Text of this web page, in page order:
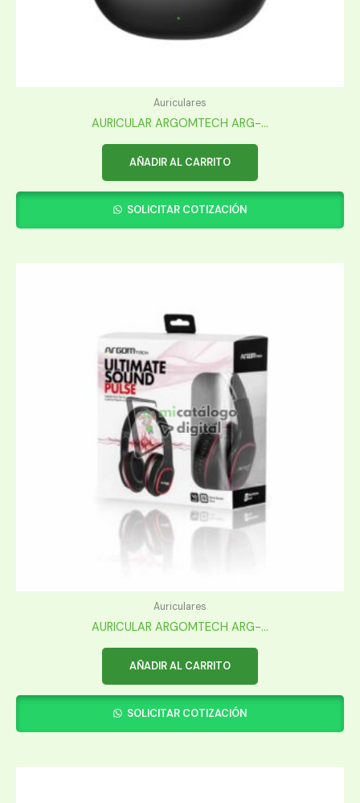
Auriculares
AURICULAR ARGOMTECH ARG-...
AÑADIR AL CARRITO
SOLICITAR COTIZACIÓN
Auriculares
AURICULAR ARGOMTECH ARG-...
AÑADIR AL CARRITO
SOLICITAR COTIZACIÓN